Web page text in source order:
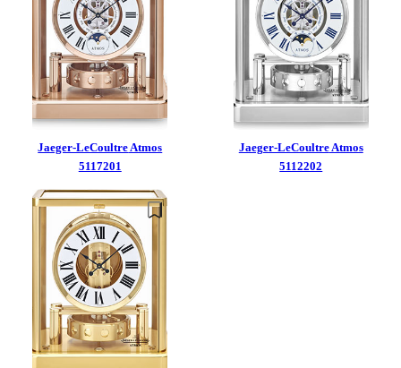
Jaeger-LeCoultreAtmos
5117201
Jaeger-LeCoultreAtmos
5112202